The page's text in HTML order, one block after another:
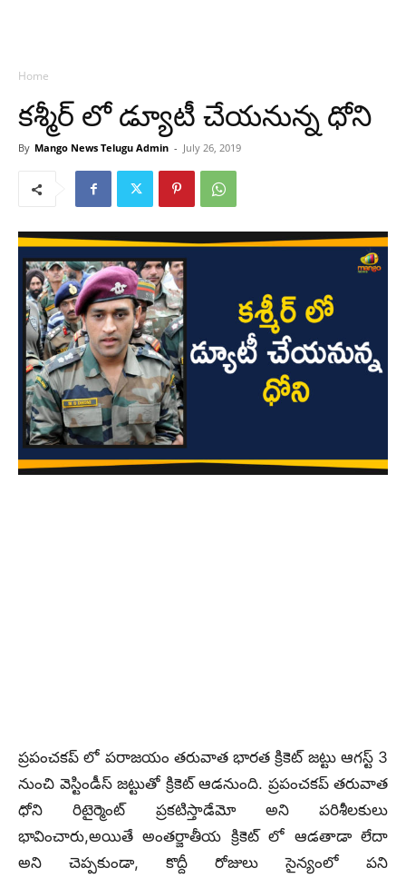
Home
కశ్మీర్ లో డ్యూటీ చేయనున్న ధోని
By Mango News Telugu Admin - July 26, 2019
ప్రపంచకప్ లో పరాజయం తరువాత భారత క్రికెట్ జట్టు ఆగస్ట్ 3
నుంచి వెస్టిండీస్ జట్టుతో క్రికెట్ ఆడనుంది. ప్రపంచకప్ తరువాత
ధోని రిటైర్మెంట్ ప్రకటిస్తాడేమో అని పరిశీలకులు
భావించారు,అయితే అంతర్జాతీయ క్రికెట్ లో ఆడతాడా లేదా
అని చెప్పకుండా, కొద్దీ రోజులు సైన్యంలో పని